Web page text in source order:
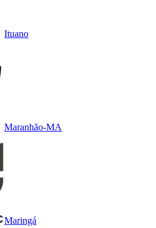
Ituano
Maranhão-MA
Maringá